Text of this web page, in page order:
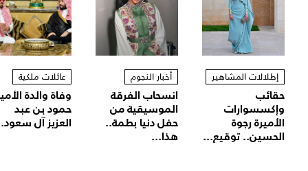
إطلالات المشاهير
حقائب
وإكسسوارات
الأميرة رجوة
الحسين.. توقيع...
أخبار النجوم
انسحاب الفرقة
الموسيقية من
حفل دنيا بطمة..
هذا...
عائلات ملكية
وفاة والدة
حمود بن عبد
العزيز آل